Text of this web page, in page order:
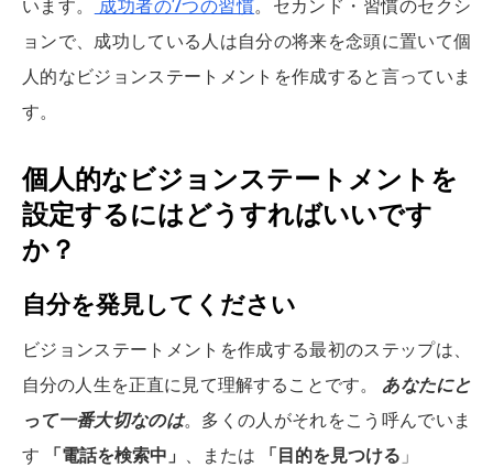
います。 成功者の7つの習慣。セカンド・習慣のセクシ
ョンで、成功している人は自分の将来を念頭に置いて個
人的なビジョンステートメントを作成すると言っていま
す。
個人的なビジョンステートメントを
設定するにはどうすればいいです
か？
自分を発見してください
ビジョンステートメントを作成する最初のステップは、
自分の人生を正直に見て理解することです。 あなたにと
って一番大切なのは。多くの人がそれをこう呼んでいま
す
「電話を検索中」 、または 「目的を見つける 」